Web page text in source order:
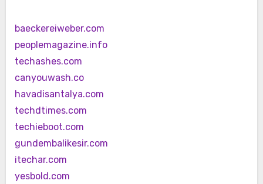
baeckereiweber.com
peoplemagazine.info
techashes.com
canyouwash.co
havadisantalya.com
techdtimes.com
techieboot.com
gundembalikesir.com
itechar.com
yesbold.com